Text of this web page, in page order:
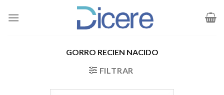
GORRO RECIEN NACIDO
FILTRAR